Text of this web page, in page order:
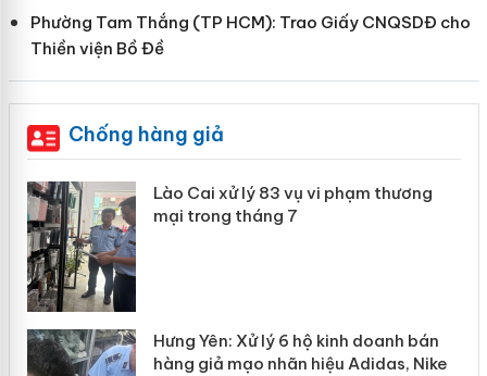
Phường Tam Thắng (TP HCM): Trao Giấy CNQSDĐ cho
Thiền viện Bồ Đề
Chống hàng giả
Lào Cai xử lý 83 vụ vi phạm thương
mại trong tháng 7
Hưng Yên: Xử lý 6 hộ kinh doanh bán
hàng giả mạo nhãn hiệu Adidas, Nike